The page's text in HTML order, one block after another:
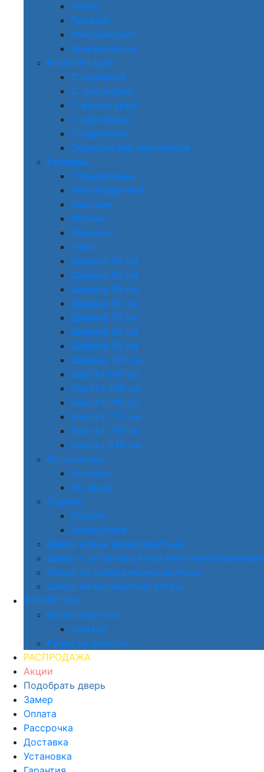
Техно
Прованс
Классические
Оригинальные
Комплектация
С коробкой
С притвором
С фурнитурой
С капителью
С карнизом
Скрытые без наличников
Размеры
Стандартные
Нестандартные
Высокие
Низкие
Широкие
Узкие
Ширина 40 см
Ширина 50 см
Ширина 55 см
Ширина 60 см
Ширина 70 см
Ширина 80 см
Ширина 90 см
Ширина 100 см
Высота 190 см
Высота 200 см
Высота 210 см
Высота 220 см
Высота 230 см
Высота 240 см
По наличию
Готовые
На заказ
Страна
Россия
Белоруссия
Двери новые межкомнатные
Двери с установкой под ключ межкомнатные
Двери со склада межкомнатные
Двери межкомнатные оптом
ФУРНИТУРА
Производители
Vantage
Ручки на розетке
РАСПРОДАЖА
Акции
Подобрать дверь
Замер
Оплата
Рассрочка
Доставка
Установка